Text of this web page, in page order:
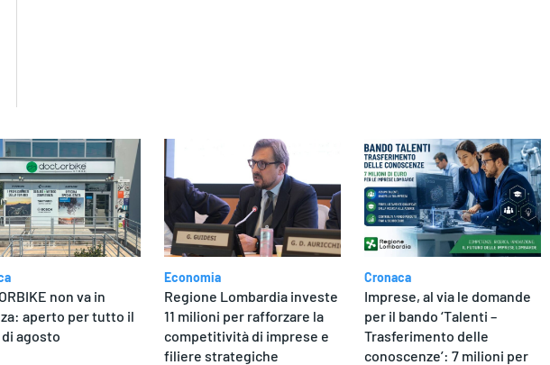
non va in
aperto per tutto il
agosto
Economia
Regione Lombardia investe
11 milioni per rafforzare la
competitività di imprese e
filiere strategiche
Cronaca
Imprese, al via le domande
per il bando ‘Talenti –
Trasferimento delle
conoscenze’: 7 milioni per